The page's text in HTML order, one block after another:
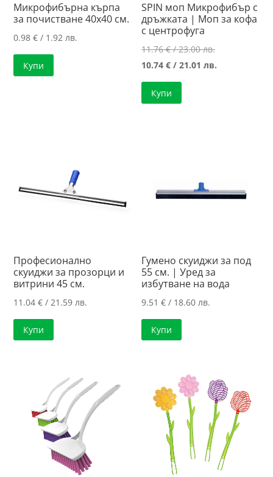
Микрофибърна кърпа
за почистване 40х40 см.
0.98€ / 1.92 лв.
Купи
SPIN моп Микрофибър с
дръжката | Моп за кофа
с центрофуга
11.76€/ 23.00 лв.Original
price
10.74€ / 21.01 лв.
Купи
Професионално
скуиджи за прозорци и
витрини 45 см.
11.04€ / 21.59 лв.
Купи
Гумено скуиджи за под
55 см. | Уред за
избутване на вода
9.51€ / 18.60 лв.
Купи